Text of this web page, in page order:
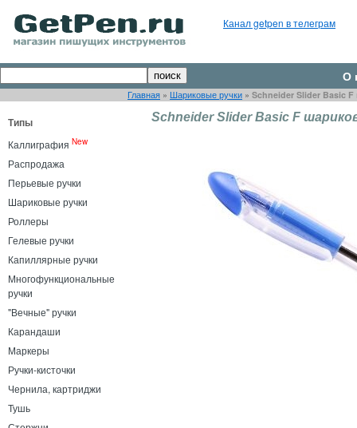
Канал getpen в телеграм
О
Главная » Шариковые ручки » Schneider Slider Basic
Типы
Каллиграфия New
Распродажа
Перьевые ручки
Шариковые ручки
Роллеры
Гелевые ручки
Капиллярные ручки
Многофункциональные
ручки
"Вечные" ручки
Карандаши
Маркеры
Ручки-кисточки
Чернила, картриджи
Тушь
Schneider Slider Basic F